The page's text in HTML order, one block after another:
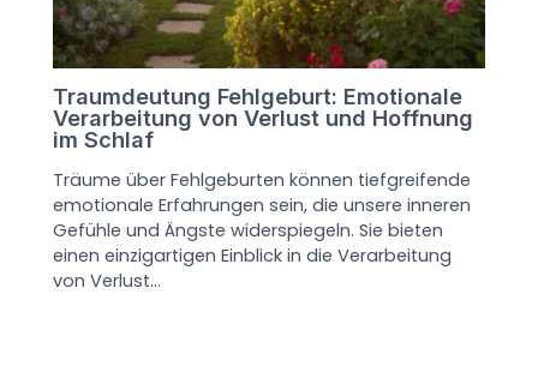
Traumdeutung Fehlgeburt: Emotionale
Verarbeitung von Verlust und Hoffnung
im Schlaf
Träume über Fehlgeburten können tiefgreifende
emotionale Erfahrungen sein, die unsere inneren
Gefühle und Ängste widerspiegeln. Sie bieten
einen einzigartigen Einblick in die Verarbeitung
von Verlust…